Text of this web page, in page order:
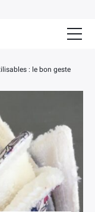
: le bon geste